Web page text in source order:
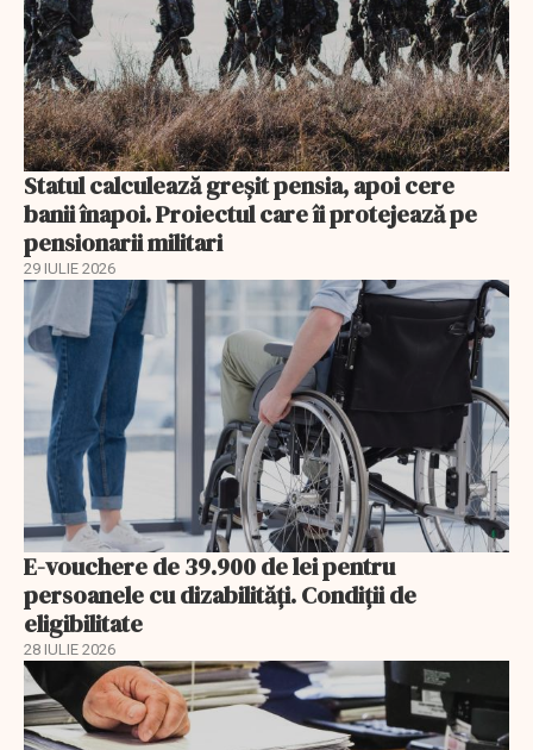
Statul calculează greșit pensia, apoi cere
banii înapoi. Proiectul care îi protejează pe
pensionarii militari
29 IULIE 2026
E-vouchere de 39.900 de lei pentru
persoanele cu dizabilități. Condiții de
eligibilitate
28 IULIE 2026